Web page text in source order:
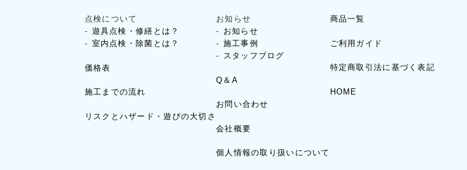
点検について
遊具点検・修繕とは？
室内点検・除菌とは？
価格表
施工までの流れ
リスクとハザード・遊びの大切さ
お知らせ
お知らせ
施工事例
スタッフブログ
Q＆A
お問い合わせ
会社概要
個人情報の取り扱いについて
商品一覧
ご利用ガイド
特定商取引法に基づく表記
HOME